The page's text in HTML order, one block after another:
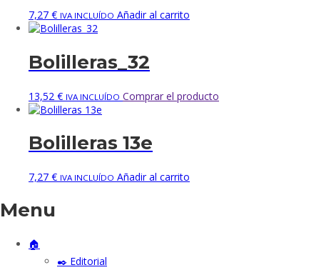
7,27 € IVA INCLUÍDO Añadir al carrito
Bolilleras_32
13,52 € IVA INCLUÍDO Comprar el producto
Bolilleras 13e
7,27 € IVA INCLUÍDO Añadir al carrito
Menu
🏠
✒️ Editorial